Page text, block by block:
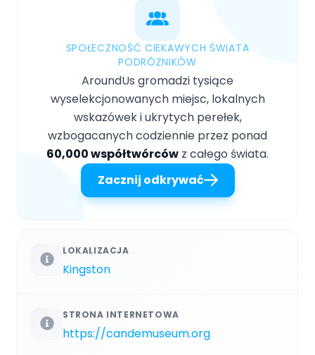
SPOŁECZNOŚĆ CIEKAWYCH ŚWIATA
PODRÓŻNIKÓW
AroundUs gromadzi tysiące
wyselekcjonowanych miejsc, lokalnych
wskazówek i ukrytych perełek,
wzbogacanych codziennie przez ponad
60,000 współtwórców z całego świata.
Zacznij odkrywać
LOKALIZACJA
Kingston
STRONA INTERNETOWA
https://candemuseum.org